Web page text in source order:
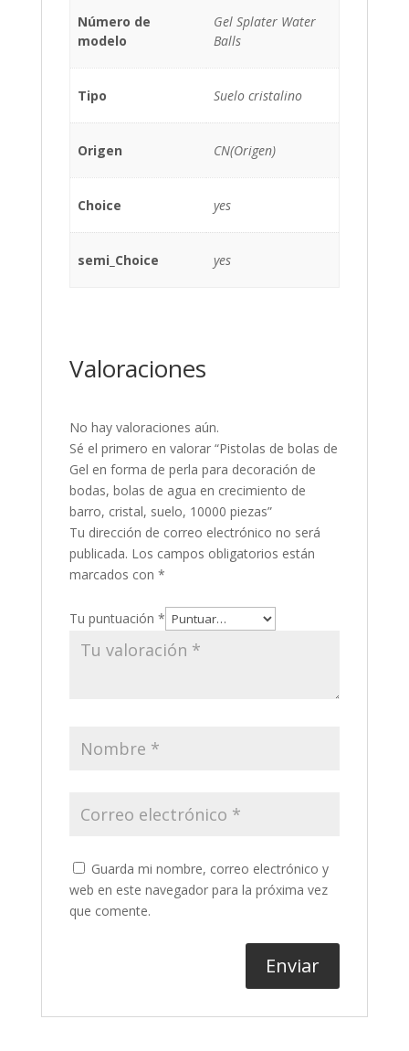
Número de
modelo
Gel Splater Water
Balls
Tipo Suelo cristalino
Origen CN(Origen)
Choice yes
semi_Choice yes
Valoraciones
No hay valoraciones aún.
Sé el primero en valorar “Pistolas de bolas de
Gel en forma de perla para decoración de
bodas, bolas de agua en crecimiento de
barro, cristal, suelo, 10000 piezas”
Tu dirección de correo electrónico no será
publicada. Los campos obligatorios están
marcados con *
Tu puntuación *
Guarda mi nombre, correo electrónico y
web en este navegador para la próxima vez
que comente.